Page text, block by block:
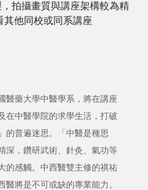
拍攝畫質與講座架構較為精
其他同校或同系講座
醫藥大學中醫學系，將在講座
在中醫學院的求學生活，打破
的普遍迷思。「中醫是種思
深，鑽研武術、針灸、氣功等
的感觸。中西醫雙主修的祺祐
將是不可或缺的專業能力。